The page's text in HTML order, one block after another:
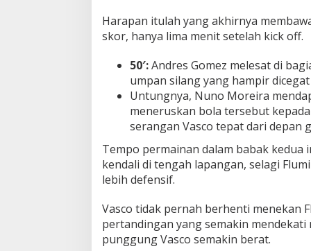
Harapan itulah yang akhirnya
skor, hanya lima menit setelah kick off.
50′:Andres Gomez melesat di
umpan silang yang hampir
Untungnya, Nuno Moreira
meneruskan bola tersebut kepada
serangan Vasco tepat dari depan
Tempo permainan dalam babak kedua
kendali di tengah lapangan, selagi
lebih defensif.
Vasco tidak pernah berhenti menekan
pertandingan yang semakin
punggung Vasco semakin berat.